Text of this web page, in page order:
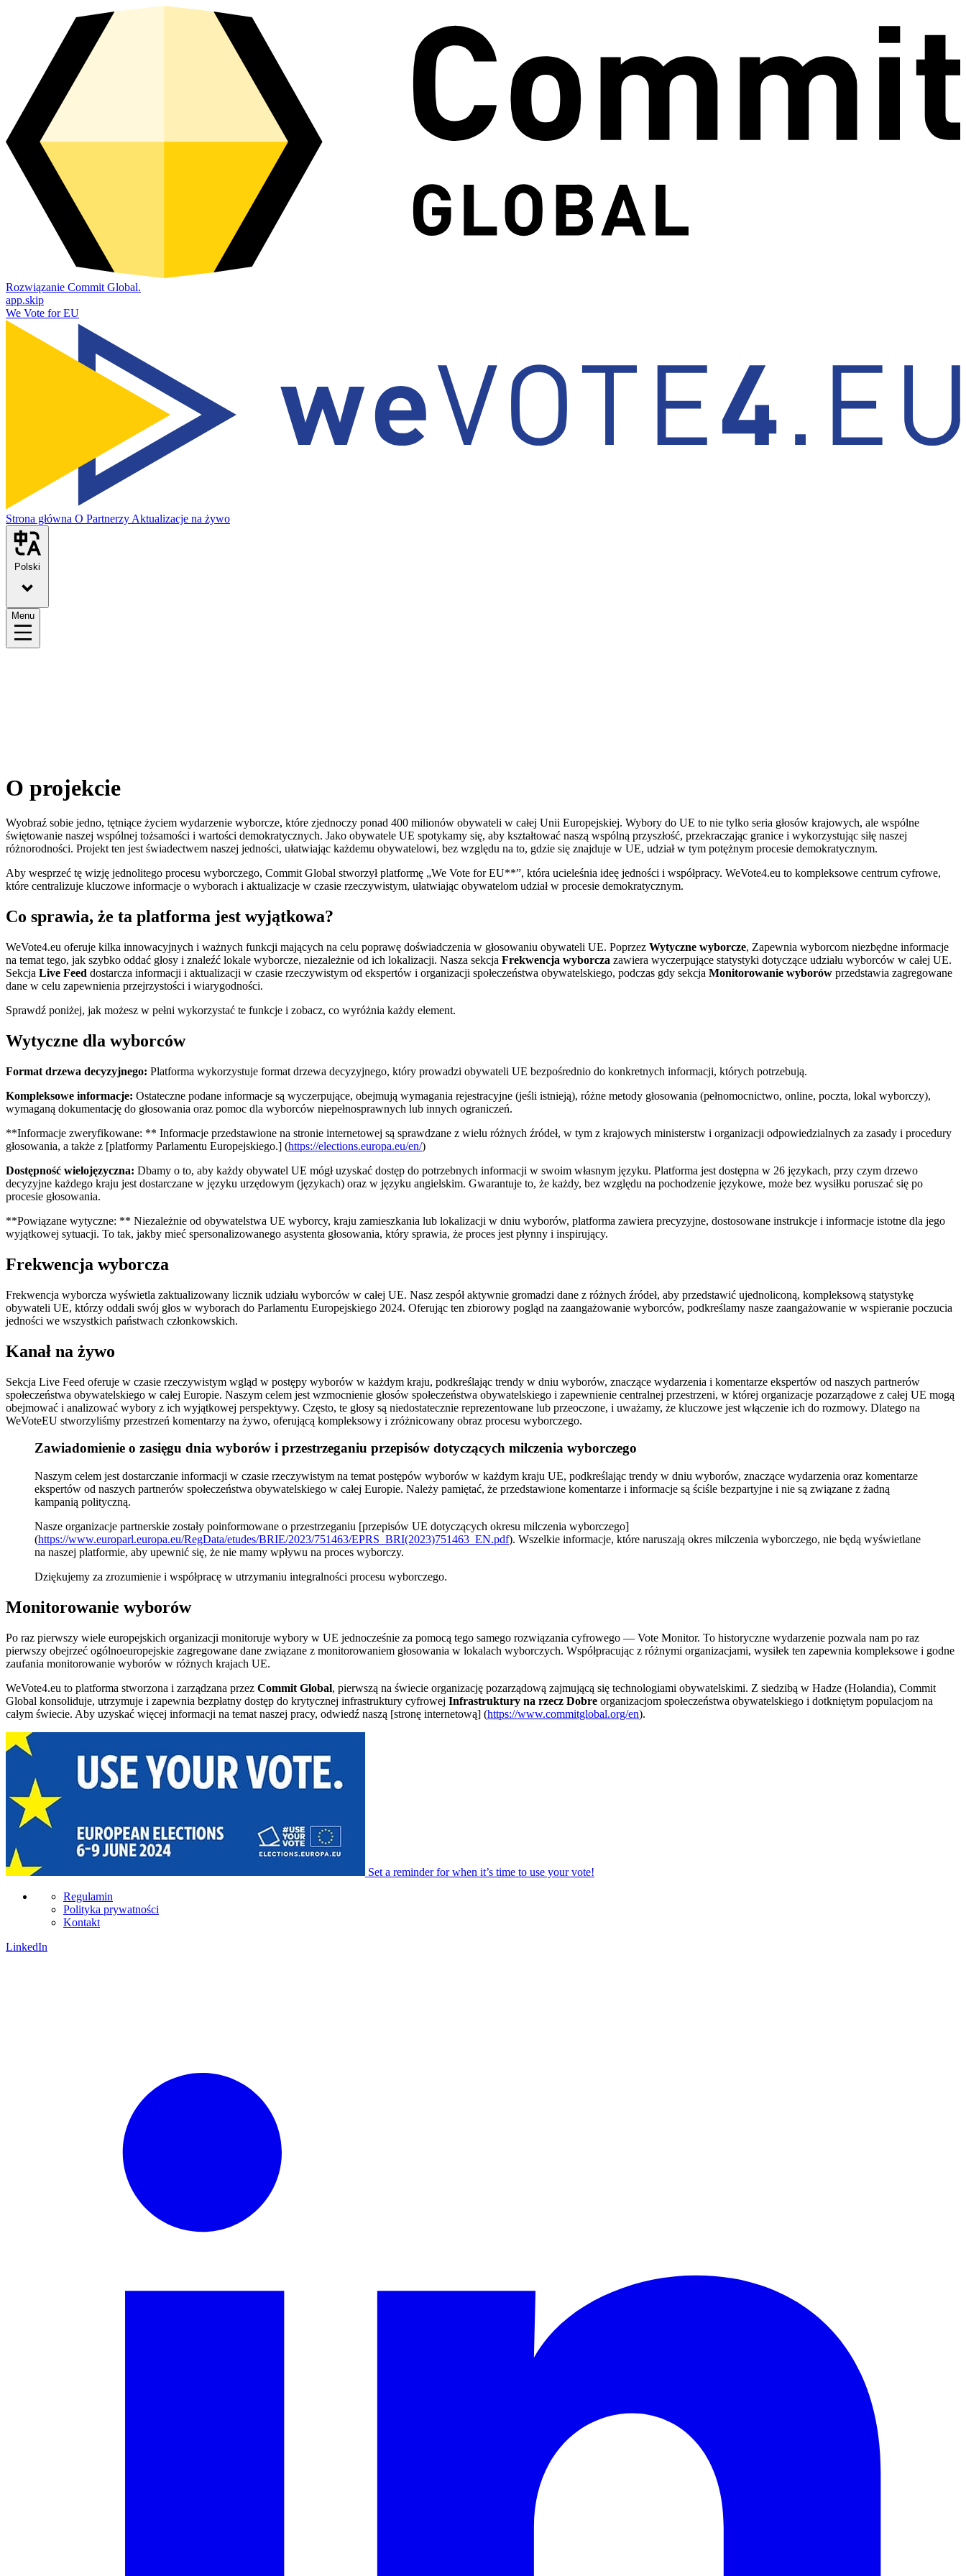
Rozwiązanie Commit Global.
app.skip
We Vote for EU
Strona główna O PartnerzyAktualizacje na żywo
Polski
Menu
O projekcie
Wyobraź sobie jedno, tętniące życiem wydarzenie wyborcze, które zjednoczy ponad 400 milionów obywateli w całej Unii Europejskiej. Wybory do UE to nie tylko seria głosów krajowych, ale wspólne
świętowanie naszej wspólnej tożsamości i wartości demokratycznych. Jako obywatele UE spotykamy się, aby kształtować naszą wspólną przyszłość, przekraczając granice i wykorzystując siłę naszej
różnorodności. Projekt ten jest świadectwem naszej jedności, ułatwiając każdemu obywatelowi, bez względu na to, gdzie się znajduje w UE, udział w tym potężnym procesie demokratycznym.
Aby wesprzeć tę wizję jednolitego procesu wyborczego, Commit Global stworzył platformę „We Vote for EU**”, która ucieleśnia ideę jedności i współpracy. WeVote4.eu to kompleksowe centrum cyfrowe,
które centralizuje kluczowe informacje o wyborach i aktualizacje w czasie rzeczywistym, ułatwiając obywatelom udział w procesie demokratycznym.
Co sprawia, że ta platforma jest wyjątkowa?
WeVote4.eu oferuje kilka innowacyjnych i ważnych funkcji mających na celu poprawę doświadczenia w głosowaniu obywateli UE. Poprzez Wytyczne wyborcze, Zapewnia wyborcom niezbędne informacje
na temat tego, jak szybko oddać głosy i znaleźć lokale wyborcze, niezależnie od ich lokalizacji. Nasza sekcja Frekwencja wyborcza zawiera wyczerpujące statystyki dotyczące udziału wyborców w całej UE.
Sekcja Live Feed dostarcza informacji i aktualizacji w czasie rzeczywistym od ekspertów i organizacji społeczeństwa obywatelskiego, podczas gdy sekcja Monitorowanie wyborów przedstawia zagregowane
dane w celu zapewnienia przejrzystości i wiarygodności.
Sprawdź poniżej, jak możesz w pełni wykorzystać te funkcje i zobacz, co wyróżnia każdy element.
Wytyczne dla wyborców
Format drzewa decyzyjnego: Platforma wykorzystuje format drzewa decyzyjnego, który prowadzi obywateli UE bezpośrednio do konkretnych informacji, których potrzebują.
Kompleksowe informacje: Ostateczne podane informacje są wyczerpujące, obejmują wymagania rejestracyjne (jeśli istnieją), różne metody głosowania (pełnomocnictwo, online, poczta, lokal wyborczy),
wymaganą dokumentację do głosowania oraz pomoc dla wyborców niepełnosprawnych lub innych ograniczeń.
**Informacje zweryfikowane: ** Informacje przedstawione na stronie internetowej są sprawdzane z wielu różnych źródeł, w tym z krajowych ministerstw i organizacji odpowiedzialnych za zasady i procedury
głosowania, a także z [platformy Parlamentu Europejskiego.] (https://elections.europa.eu/en/)
Dostępność wielojęzyczna: Dbamy o to, aby każdy obywatel UE mógł uzyskać dostęp do potrzebnych informacji w swoim własnym języku. Platforma jest dostępna w 26 językach, przy czym drzewo
decyzyjne każdego kraju jest dostarczane w języku urzędowym (językach) oraz w języku angielskim. Gwarantuje to, że każdy, bez względu na pochodzenie językowe, może bez wysiłku poruszać się po
procesie głosowania.
**Powiązane wytyczne: ** Niezależnie od obywatelstwa UE wyborcy, kraju zamieszkania lub lokalizacji w dniu wyborów, platforma zawiera precyzyjne, dostosowane instrukcje i informacje istotne dla jego
wyjątkowej sytuacji. To tak, jakby mieć spersonalizowanego asystenta głosowania, który sprawia, że proces jest płynny i inspirujący.
Frekwencja wyborcza
Frekwencja wyborcza wyświetla zaktualizowany licznik udziału wyborców w całej UE. Nasz zespół aktywnie gromadzi dane z różnych źródeł, aby przedstawić ujednoliconą, kompleksową statystykę
obywateli UE, którzy oddali swój głos w wyborach do Parlamentu Europejskiego 2024. Oferując ten zbiorowy pogląd na zaangażowanie wyborców, podkreślamy nasze zaangażowanie w wspieranie poczucia
jedności we wszystkich państwach członkowskich.
Kanał na żywo
Sekcja Live Feed oferuje w czasie rzeczywistym wgląd w postępy wyborów w każdym kraju, podkreślając trendy w dniu wyborów, znaczące wydarzenia i komentarze ekspertów od naszych partnerów
społeczeństwa obywatelskiego w całej Europie. Naszym celem jest wzmocnienie głosów społeczeństwa obywatelskiego i zapewnienie centralnej przestrzeni, w której organizacje pozarządowe z całej UE mogą
obejmować i analizować wybory z ich wyjątkowej perspektywy. Często, te głosy są niedostatecznie reprezentowane lub przeoczone, i uważamy, że kluczowe jest włączenie ich do rozmowy. Dlatego na
WeVoteEU stworzyliśmy przestrzeń komentarzy na żywo, oferującą kompleksowy i zróżnicowany obraz procesu wyborczego.
Zawiadomienie o zasięgu dnia wyborów i przestrzeganiu przepisów dotyczących milczenia wyborczego
Naszym celem jest dostarczanie informacji w czasie rzeczywistym na temat postępów wyborów w każdym kraju UE, podkreślając trendy w dniu wyborów, znaczące wydarzenia oraz komentarze
ekspertów od naszych partnerów społeczeństwa obywatelskiego w całej Europie. Należy pamiętać, że przedstawione komentarze i informacje są ściśle bezpartyjne i nie są związane z żadną
kampanią polityczną.
Nasze organizacje partnerskie zostały poinformowane o przestrzeganiu [przepisów UE dotyczących okresu milczenia wyborczego]
(https://www.europarl.europa.eu/RegData/etudes/BRIE/2023/751463/EPRS_BRI(2023)751463_EN.pdf). Wszelkie informacje, które naruszają okres milczenia wyborczego, nie będą wyświetlane
na naszej platformie, aby upewnić się, że nie mamy wpływu na proces wyborczy.
Dziękujemy za zrozumienie i współpracę w utrzymaniu integralności procesu wyborczego.
Monitorowanie wyborów
Po raz pierwszy wiele europejskich organizacji monitoruje wybory w UE jednocześnie za pomocą tego samego rozwiązania cyfrowego — Vote Monitor. To historyczne wydarzenie pozwala nam po raz
pierwszy obejrzeć ogólnoeuropejskie zagregowane dane związane z monitorowaniem głosowania w lokalach wyborczych. Współpracując z różnymi organizacjami, wysiłek ten zapewnia kompleksowe i godne
zaufania monitorowanie wyborów w różnych krajach UE.
WeVote4.eu to platforma stworzona i zarządzana przez Commit Global, pierwszą na świecie organizację pozarządową zajmującą się technologiami obywatelskimi. Z siedzibą w Hadze (Holandia), Commit
Global konsoliduje, utrzymuje i zapewnia bezpłatny dostęp do krytycznej infrastruktury cyfrowej Infrastruktury na rzecz Dobre organizacjom społeczeństwa obywatelskiego i dotkniętym populacjom na
całym świecie. Aby uzyskać więcej informacji na temat naszej pracy, odwiedź naszą [stronę internetową] (https://www.commitglobal.org/en).
Set a reminderfor when it’s time to use your vote!
Regulamin
Polityka prywatności
Kontakt
LinkedIn